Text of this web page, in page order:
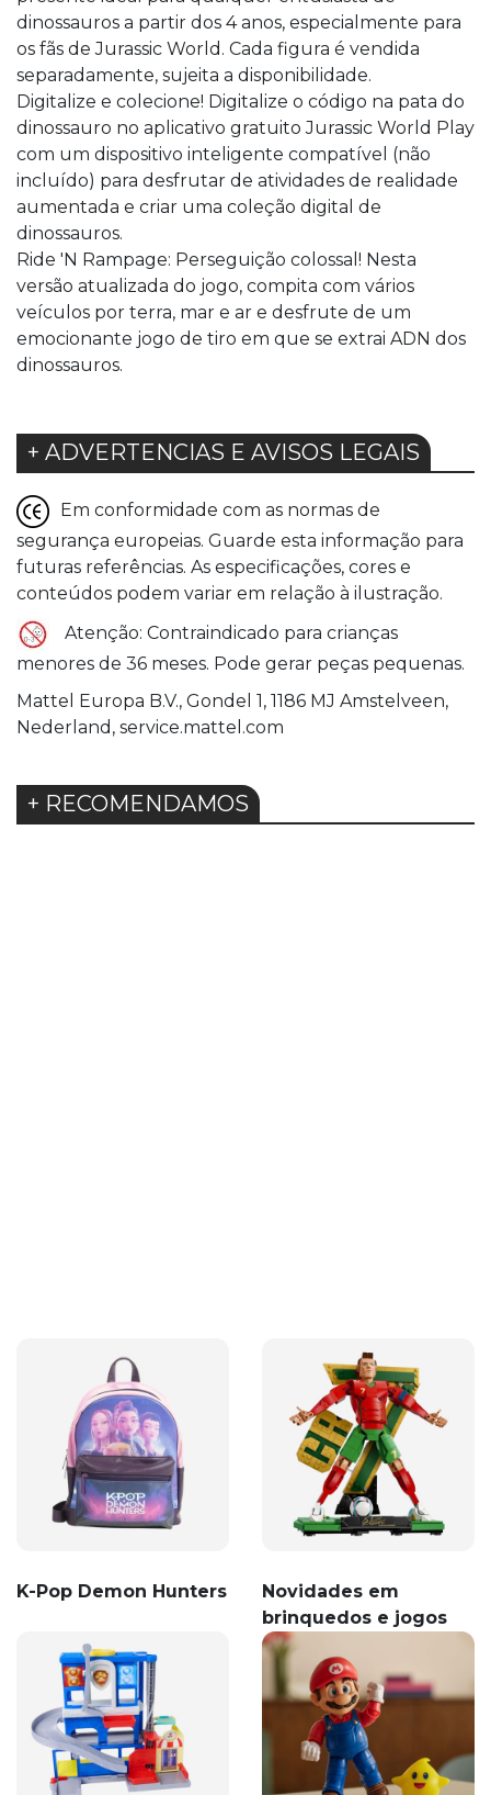
dinossauros a partir dos 4 anos, especialmente para
os fãs de Jurassic World. Cada figura é vendida
separadamente, sujeita a disponibilidade.
Digitalize e colecione! Digitalize o código na pata do
dinossauro no aplicativo gratuito Jurassic World Play
com um dispositivo inteligente compatível (não
incluído) para desfrutar de atividades de realidade
aumentada e criar uma coleção digital de
dinossauros.
Ride 'N Rampage: Perseguição colossal! Nesta
versão atualizada do jogo, compita com vários
veículos por terra, mar e ar e desfrute de um
emocionante jogo de tiro em que se extrai ADN dos
dinossauros.
+ ADVERTENCIAS E AVISOS LEGAIS
Em conformidade com as normas de
segurança europeias. Guarde esta informação para
futuras referências. As especificações, cores e
conteúdos podem variar em relação à ilustração.
Atenção: Contraindicado para crianças
menores de 36 meses. Pode gerar peças pequenas.
Mattel Europa B.V., Gondel 1, 1186 MJ Amstelveen,
Nederland, service.mattel.com
+ RECOMENDAMOS
K-Pop Demon Hunters
Novidades em
brinquedos e jogos